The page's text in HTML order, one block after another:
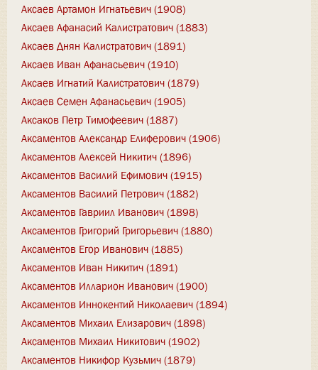
Аксаев Артамон Игнатьевич (1908)
Аксаев Афанасий Калистратович (1883)
Аксаев Днян Калистратович (1891)
Аксаев Иван Афанасьевич (1910)
Аксаев Игнатий Калистратович (1879)
Аксаев Семен Афанасьевич (1905)
Аксаков Петр Тимофеевич (1887)
Аксаментов Александр Елиферович (1906)
Аксаментов Алексей Никитич (1896)
Аксаментов Василий Ефимович (1915)
Аксаментов Василий Петрович (1882)
Аксаментов Гавриил Иванович (1898)
Аксаментов Григорий Григорьевич (1880)
Аксаментов Егор Иванович (1885)
Аксаментов Иван Никитич (1891)
Аксаментов Илларион Иванович (1900)
Аксаментов Иннокентий Николаевич (1894)
Аксаментов Михаил Елизарович (1898)
Аксаментов Михаил Никитович (1902)
Аксаментов Никифор Кузьмич (1879)